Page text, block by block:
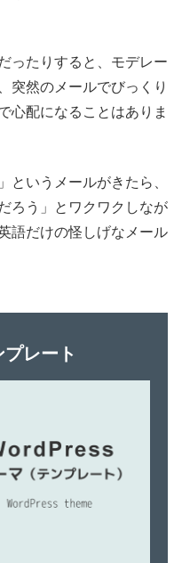
ったりすると、モデレー
突然のメールでびっくり
心配になることはありま
というメールがきたら、
ろう」とワクワクしなが
語だけの怪しげなメール
レート